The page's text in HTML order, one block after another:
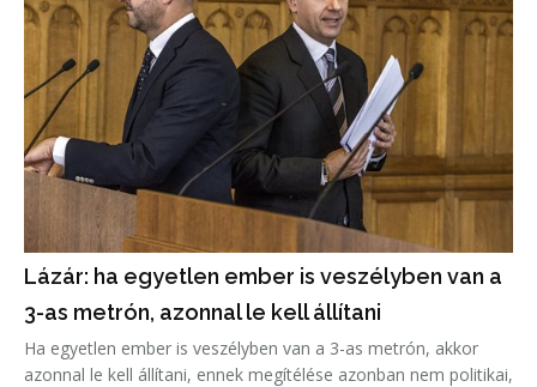
Lázár: ha egyetlen ember is veszélyben van a
3-as metrón, azonnal le kell állítani
Ha egyetlen ember is veszélyben van a 3-as metrón, akkor
azonnal le kell állítani, ennek megítélése azonban nem politikai,